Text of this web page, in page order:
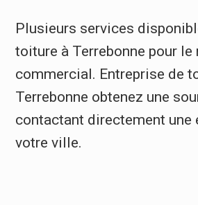
Plusieurs services
toiture à Terrebonne pour
commercial. Entreprise de
Terrebonne obtenez une
contactant directement une
votre ville.